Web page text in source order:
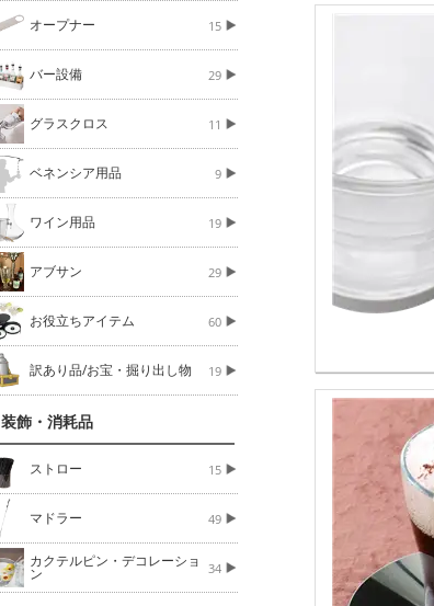
オープナー 15
バー設備 29
グラスクロス 11
ベネンシア用品 9
ワイン用品 19
アブサン 29
お役立ちアイテム 60
訳あり品/お宝・掘り出し物 19
装飾・消耗品
ストロー 15
マドラー 49
カクテルピン・デコレーショ
ン 34